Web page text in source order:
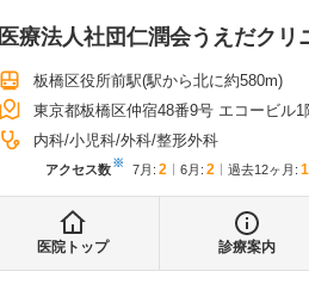
医療法人社団仁潤会うえだクリ
板橋区役所前駅(駅から北に約580m)
東京都板橋区仲宿48番9号 エコービル1
内科 小児科 外科 整形外科
アクセス数※ 7月 : 2 6月 : 2 過去12ヶ月:
医院トップ 診療案内